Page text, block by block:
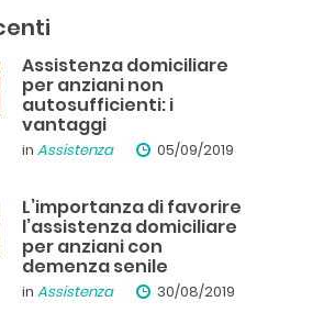
Assistenza domiciliare
per anziani non
autosufficienti: i
vantaggi
in Assistenza 05/09/2019
L’importanza di favorire
l’assistenza domiciliare
per anziani con
demenza senile
in Assistenza 30/08/2019